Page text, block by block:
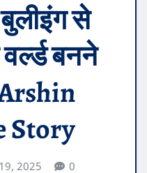
से
बनने
Story
2025 0